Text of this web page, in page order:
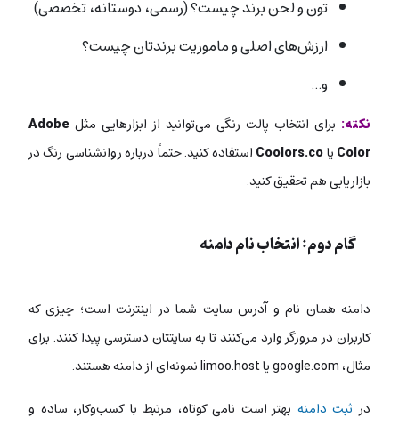
تون و لحن برند چیست؟ (رسمی، دوستانه، تخصصی)
ارزش‌های اصلی و ماموریت برندتان چیست؟
و…
نکته: برای انتخاب پالت رنگی می‌توانید از ابزارهایی مثل Adobe
ColorیاCoolors.coاستفاده کنید. حتماً درباره روانشناسی رنگ در
بازاریابی هم تحقیق کنید.
گام دوم:انتخاب نام دامنه
دامنه همان نام و آدرس سایت شما در اینترنت است؛ چیزی که
کاربران در مرورگر وارد می‌کنند تا به سایتتان دسترسی پیدا کنند. برای
مثال، google.com یا limoo.host نمونه‌ای از دامنه هستند.
درثبت دامنه بهتر است نامی کوتاه، مرتبط با کسب‌وکار، ساده و